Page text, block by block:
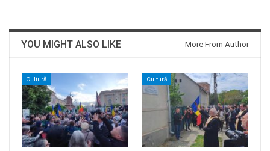
YOU MIGHT ALSO LIKE More From Author
Cultură Cultură